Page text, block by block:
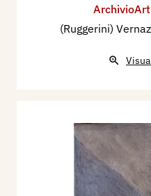
(Ruggerini)